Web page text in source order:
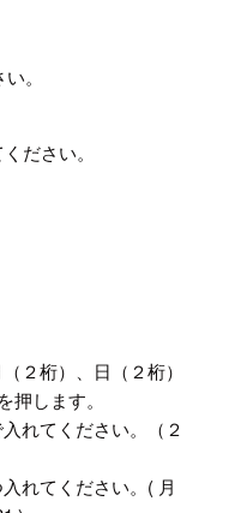
い。
ださい。
２桁）、日（２桁）
押します。
れてください。（２
れてください。( 月